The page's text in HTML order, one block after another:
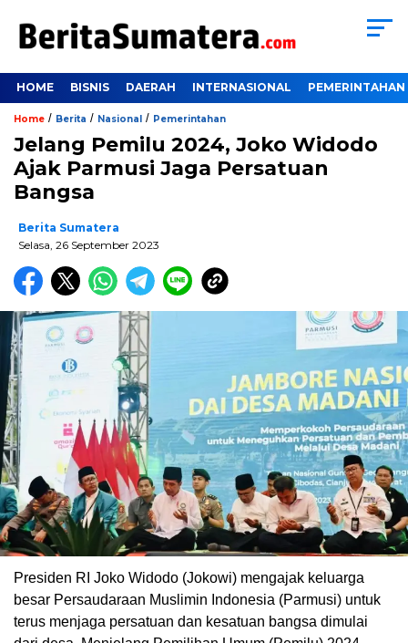
HOME BISNIS DAERAH INTERNASIONAL PEMERINTAHAN
Home / Berita / Nasional / Pemerintahan
Jelang Pemilu 2024, Joko Widodo
Ajak Parmusi Jaga Persatuan
Bangsa
Berita Sumatera
Selasa, 26 September 2023
Presiden RI Joko Widodo (Jokowi) mengajak keluarga
besar Persaudaraan Muslimin Indonesia (Parmusi) untuk
terus menjaga persatuan dan kesatuan bangsa dimulai